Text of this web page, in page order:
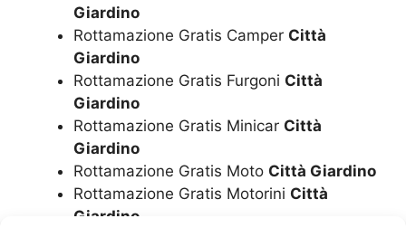
Giardino
Rottamazione Gratis Camper Città
Giardino
Rottamazione Gratis Furgoni Città
Giardino
Rottamazione Gratis Minicar Città
Giardino
Rottamazione Gratis Moto Città Giardino
Rottamazione Gratis Motorini Città
Giardino